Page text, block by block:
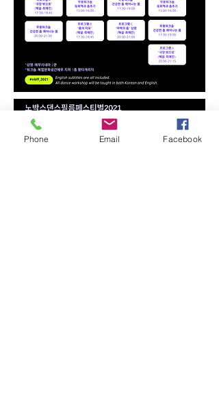
Phone Email Facebook